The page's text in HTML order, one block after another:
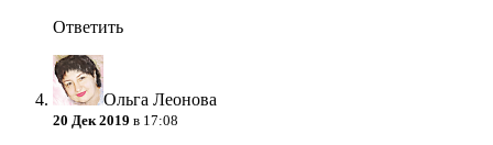
Ответить
Ольга Леонова
20 Дек 2019 в 17:08